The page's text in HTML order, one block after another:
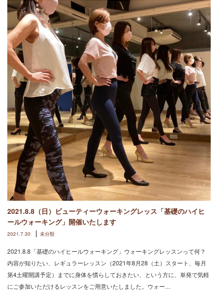
2021.8.8（日）ビューティーウォーキングレッス「基礎のハイヒ
ールウォーキング」開催いたします
2021.7.30 未分類
2021.8.8「基礎のハイヒールウォーキング」ウォーキングレッスンって何？
内容が知りたい、レギュラーレッスン（2021年8月28（土）スタート、毎月
第4土曜開講予定）までに身体を慣らしておきたい、という方に、単発で気軽
にご参加いただけるレッスンをご用意いたしました。ウォー…